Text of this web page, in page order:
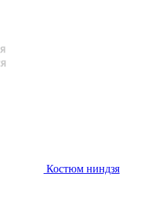
Костюм ниндзя